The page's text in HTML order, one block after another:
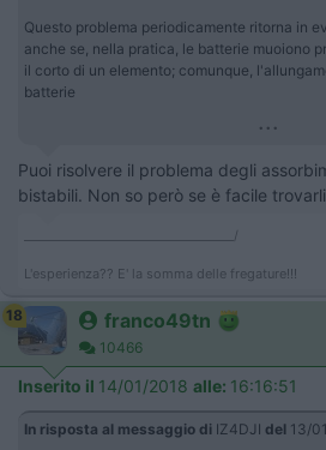
Questo problema periodicamente ritorna in
anche se, nella pratica, le batterie muoiono
il corto di un elemento; comunque,
batterie
...
Puoi risolvere il problema degli
bistabili. Non so però se è facile
___________________________________/
L'esperienza?? E' la somma delle fregature!!!
18 franco49tn
10466
Inserito il 14/01/2018 alle: 16:16:51
In risposta al messaggio di IZ4DJI del 13/